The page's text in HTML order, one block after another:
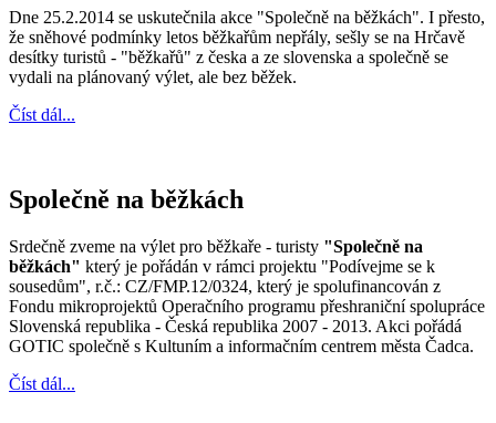
Dne 25.2.2014 se uskutečnila akce "Společně na běžkách". I přesto,
že sněhové podmínky letos běžkařům nepřály, sešly se na Hrčavě
desítky turistů - "běžkařů" z česka a ze slovenska a společně se
vydali na plánovaný výlet, ale bez běžek.
Číst dál...
Společně na běžkách
Srdečně zveme na výlet pro běžkaře - turisty "Společně na
běžkách" který je pořádán v rámci projektu "Podívejme se k
sousedům", r.č.: CZ/FMP.12/0324, který je spolufinancován z
Fondu mikroprojektů Operačního programu přeshraniční spolupráce
Slovenská republika - Česká republika 2007 - 2013. Akci pořádá
GOTIC společně s Kultuním a informačním centrem města Čadca.
Číst dál...